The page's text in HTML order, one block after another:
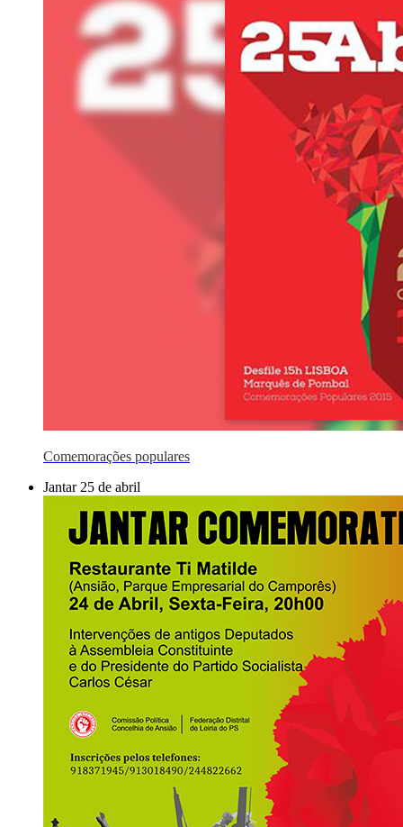
Comemorações populares
Jantar 25 de abril